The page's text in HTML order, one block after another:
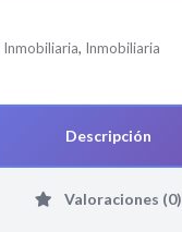
Inmobiliaria, Inmobiliaria
Descripción
Valoraciones (0)